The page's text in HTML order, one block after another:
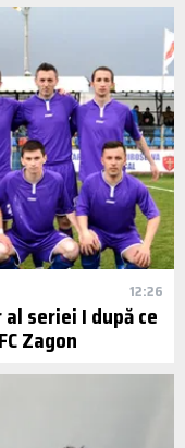
12:26
seriei I după ce
Zagon